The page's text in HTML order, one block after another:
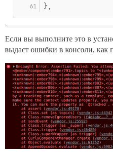
},
Если вы выполните это в
выдаст ошибки в консоли, как